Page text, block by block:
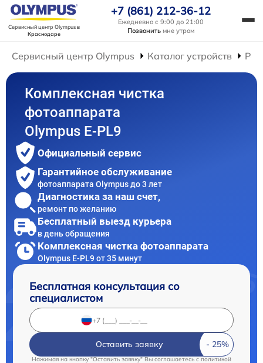
Сервисный центр Olympusв
Краснодаре
+7 (861) 212-36-12
Ежедневно с 9:00 до 21:00
Позвонить мне утром
Сервисный центр Olympus Каталог устройств
Комплексная чистка
фотоаппарата
Olympus E‑PL9
Официальный сервис
Гарантийное обслуживание
фотоаппарата Olympus до 3 лет
Диагностика за наш счет,
ремонт по желанию
Бесплатный выезд курьера
в день обращения
Комплексная чистка фотоаппарата
Olympus E‑PL9 от 35 минут
Бесплатная консультация со
специалистом
Оставить заявку
Нажимая на кнопку "Оставить заявку" Вы соглашаетесь c политикой